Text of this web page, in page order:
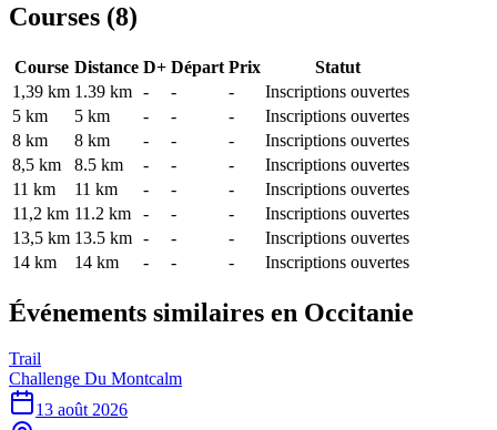
Courses (8)
Course Distance D+ Départ Prix
Statut
1,39 km 1.39 km - - -
Inscriptions ouvertes
5 km
5 km - - -
Inscriptions ouvertes
8 km
8 km - - -
Inscriptions ouvertes
8,5 km
8.5 km - - -
Inscriptions ouvertes
11 km
11 km - - -
Inscriptions ouvertes
11,2 km 11.2 km - - -
Inscriptions ouvertes
13,5 km 13.5 km - - -
Inscriptions ouvertes
14 km
14 km - - - Inscriptions ouvertes
Événements similaires en Occitanie
Trail
Challenge Du Montcalm
13 août 2026